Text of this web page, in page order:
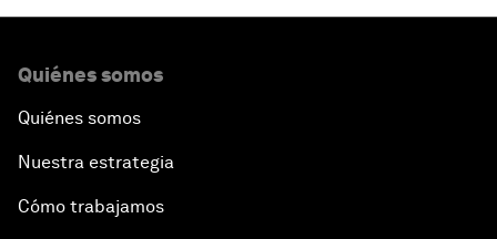
Quiénes somos
Quiénes somos
Nuestra estrategia
Cómo trabajamos